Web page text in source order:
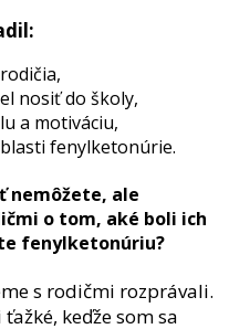
nosiť do školy,
a motiváciu,
fenylketonúrie.
nemôžete, ale
o tom, aké boli ich
fenylketonúriu?
s rodičmi rozprávali.
keďže som sa